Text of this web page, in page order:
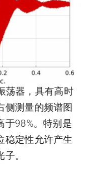
荡器，具有高时
侧测量的频谱图
于98%。特别是
稳定性允许产生
。